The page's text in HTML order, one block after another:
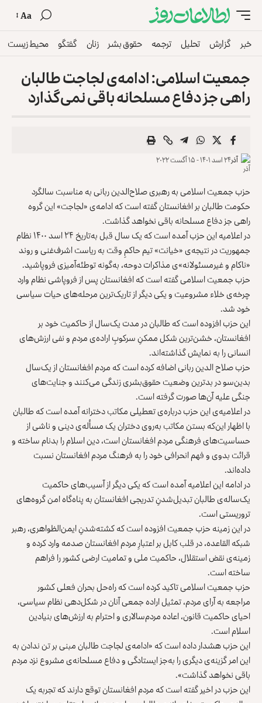
Aa
خبر گزارش تحلیل ترجمه حقوق بشر زنان گفتگو محیط زیست
جمعیت اسلامی: ادامه‌ی لجاجت طالبان
راهی جز دفاع مسلحانه باقی نمی‌گذارد
آذر۲۴ اسد ۱۴۰۱ - ۱۵ آگست ۲۰۲۲
حزب جمعیت اسلامی به رهبری صلاح‌الدین ربانی به مناسبت سالگرد
حکومت طالبان بر افغانستان گفته است که ادامه‌ی «لجاجت» این گروه
راهی جز دفاع مسلحانه باقی نخواهد گذاشت.
در اعلامیه این حزب آمده است که یک‌ سال قبل به‌تاریخ ۲۴ اسد ۱۴۰۰ نظام
جمهوریت در نتیجه‌ی «خیانت» تیم حاکمِ وقت به ریاست اشرف‌غنی و روند
«ناکام و غیرمسئولانه»‌ی مذاکرات دوحه، به‌گونه توطئه‌آمیزی فروپاشید.
حزب جمعیت اسلامی گفته است که افغانستان پس از فروپاشی نظام وارد
چرخه‌ی خلاء مشروعیت و یکی دیگر از تاریک‌ترین مرحله‌های حیات سیاسی
خود شد.
این حزب افزوده است که طالبان در مدت یک‌سال از حاکمیت خود بر
افغانستان، خشن‌ترین شکل ممکنِ سرکوبِ اراده‌ی مردم و نفی ارزش‌های
انسانی را به ‌نمایش گذاشته‌اند.
حزب صلاح الدین ربانی اضافه کرده است که مردم افغانستان از یک‌سال
بدین‌سو در بدترین وضعیت حقوق‌بشری زندگی می‌کنند و جنایت‌های
جنگی علیه آن‌ها صورت گرفته است.
در اعلامیه‌ی این حزب درباره‌ی تعطیلی مکاتب دخترانه آمده است که طالبان
با اظهار این‌که بستن مکاتب به‌روی دختران یک مسأله‌ی دینی و ناشی از
حساسیت‌های فرهنگی مردم افغانستان است، دین اسلام را بدنام ساخته و
قرائت بدوی و فهم انحرافی خود ‌را به فرهنگ مردم افغانستان نسبت
داده‌اند.
در ادامه این اعلامیه آمده است که یکی دیگر از آسیب‌های حاکمیت
یک‌ساله‌ی طالبان تبدیل‌شدنِ تدریجی افغانستان به پناه‌گاه امن گروه‌های
تروریستی است.
در این زمینه حزب جمعیت افزوده است که کشته‌شدنِ ایمن‌الظواهری، رهبر
شبکه‌ القاعده، در قلب کابل بر اعتبارِ مردم افغانستان صدمه وارد کرده و
زمینه‌ی نقض استقلال، حاکمیت ملی و تمامیت ارضی کشور را فراهم
ساخته ‌است.
حزب جمعیت اسلامی تاکید کرده است که راه‌حل بحران فعلی کشور
مراجعه به آرای مردم، تمثیل اراده‌ جمعی آنان در شکل‌دهی نظام سیاسی،
احیای حاکمیت قانون، اعاده مردم‌سالاری و احترام به ارزش‌های بنیادین
اسلام است.
این حزب هشدار داده است که «ادامه‌ی لجاجت طالبان مبنی بر تن ندادن به
این امر گزینه‌ی دیگری را به‌جز ایستادگی و دفاع مسلحانه‌ی مشروع نزد مردم
باقی نخواهد گذاشت».
این حزب در اخیر گفته است که مردم افغانستان توقع دارند که تجربه یک